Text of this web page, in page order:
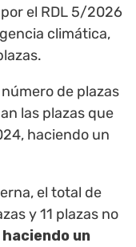
el RDL 5/2026
climática,
de plazas
las plazas que
haciendo un
el total de
y 11 plazas no
haciendo un